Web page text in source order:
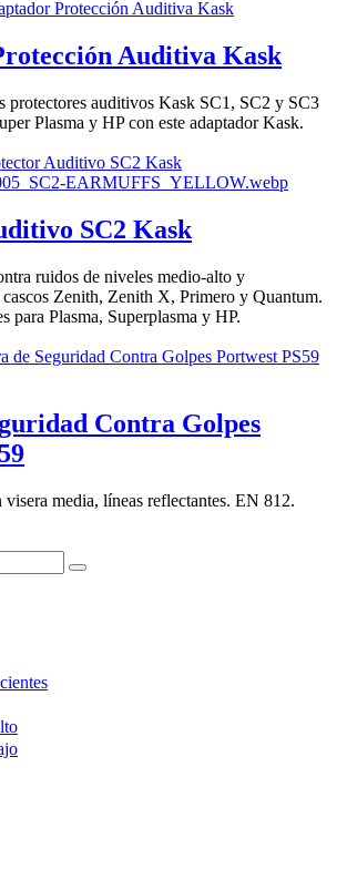
Auditiva Kask
protectores auditivos Kask SC1, SC2 y SC3
Plasma y HP con este adaptador Kask.
SC2 Kask
ruidos de niveles medio-alto y
Zenith, Zenith X, Primero y Quantum.
para Plasma, Superplasma y HP.
Contra Golpes
media, líneas reflectantes. EN 812.